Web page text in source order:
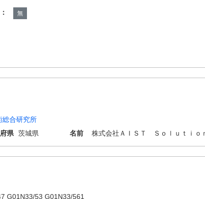
無
総合研究所
県 茨城県 名前 株式会社ＡＩＳＴ Ｓｏｌｕｔｉｏ
G01N33/53 G01N33/561